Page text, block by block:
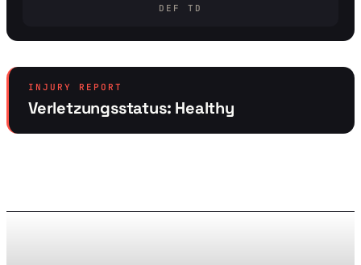
DEF TD
INJURY REPORT
Verletzungsstatus: Healthy